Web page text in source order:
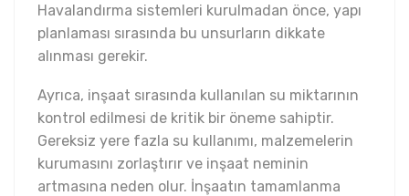
Havalandırma sistemleri kurulmadan önce, yapı
planlaması sırasında bu unsurların dikkate
alınması gerekir.
Ayrıca, inşaat sırasında kullanılan su miktarının
kontrol edilmesi de kritik bir öneme sahiptir.
Gereksiz yere fazla su kullanımı, malzemelerin
kurumasını zorlaştırır ve inşaat neminin
artmasına neden olur. İnşaatın tamamlanma